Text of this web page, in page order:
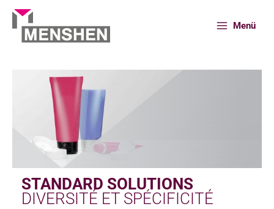
Aller
contenu
Menü
Portefeuille
STANDARD SOLUTIONS
DIVERSITÉ ET SPÉCIFICITÉ